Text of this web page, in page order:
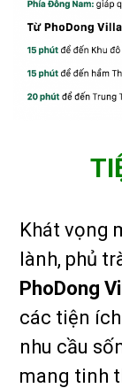
Khát vọng
lành, phủ
PhoDong
các tiện
nhu cầu
mang tinh